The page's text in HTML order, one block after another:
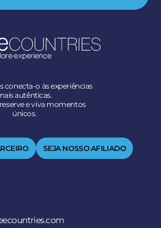
conecta-o às experiências
autênticas.
e viva momentos
únicos.
SEJA NOSSO AFILIADO